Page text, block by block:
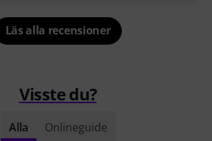
Läs alla recensioner
Visste du?
Alla Onlineguide